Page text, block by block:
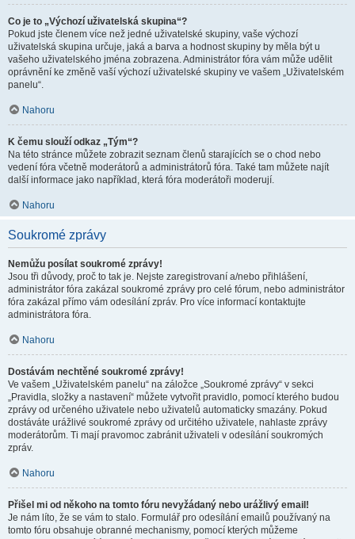
Co je to „Výchozí uživatelská skupina“?
Pokud jste členem více než jedné uživatelské skupiny, vaše výchozí
uživatelská skupina určuje, jaká a barva a hodnost skupiny by měla být u
vašeho uživatelského jména zobrazena. Administrátor fóra vám může udělit
oprávnění ke změně vaší výchozí uživatelské skupiny ve vašem „Uživatelském
panelu“.
Nahoru
K čemu slouží odkaz „Tým“?
Na této stránce můžete zobrazit seznam členů starajících se o chod nebo
vedení fóra včetně moderátorů a administrátorů fóra. Také tam můžete najít
další informace jako například, která fóra moderátoři moderují.
Nahoru
Soukromé zprávy
Nemůžu posílat soukromé zprávy!
Jsou tři důvody, proč to tak je. Nejste zaregistrovaní a/nebo přihlášení,
administrátor fóra zakázal soukromé zprávy pro celé fórum, nebo administrátor
fóra zakázal přímo vám odesílání zpráv. Pro více informací kontaktujte
administrátora fóra.
Nahoru
Dostávám nechtěné soukromé zprávy!
Ve vašem „Uživatelském panelu“ na záložce „Soukromé zprávy“ v sekci
„Pravidla, složky a nastavení“ můžete vytvořit pravidlo, pomocí kterého budou
zprávy od určeného uživatele nebo uživatelů automaticky smazány. Pokud
dostáváte urážlivé soukromé zprávy od určitého uživatele, nahlaste zprávy
moderátorům. Ti mají pravomoc zabránit uživateli v odesílání soukromých
zpráv.
Nahoru
Přišel mi od někoho na tomto fóru nevyžádaný nebo urážlivý email!
Je nám líto, že se vám to stalo. Formulář pro odesílání emailů používaný na
tomto fóru obsahuje obranné mechanismy, pomocí kterých můžeme